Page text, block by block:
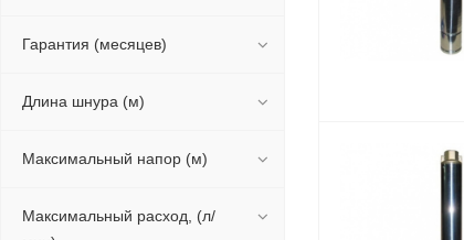
Гарантия (месяцев)
Длина шнура (м)
Максимальный напор (м)
Максимальный расход, (л/